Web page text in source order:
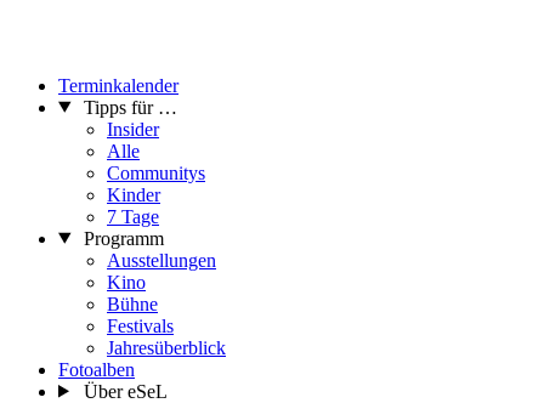
Terminkalender
Tipps für …
Insider
Alle
Communitys
Kinder
7 Tage
Programm
Ausstellungen
Kino
Bühne
Festivals
Jahresüberblick
Fotoalben
Über eSeL